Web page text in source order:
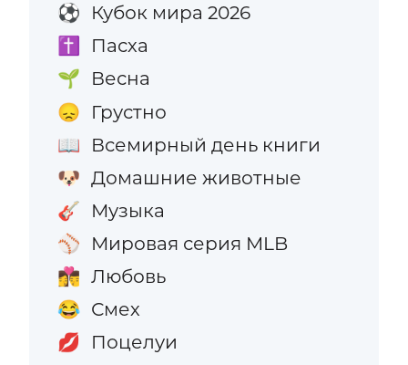
⚽ Кубок мира 2026
✝️ Пасха
🌱 Весна
😞 Грустно
📖 Всемирный день книги
🐶 Домашние животные
🎸 Музыка
⚾ Мировая серия MLB
👩‍❤️‍💋‍👨 Любовь
😂 Смех
💋 Поцелуи